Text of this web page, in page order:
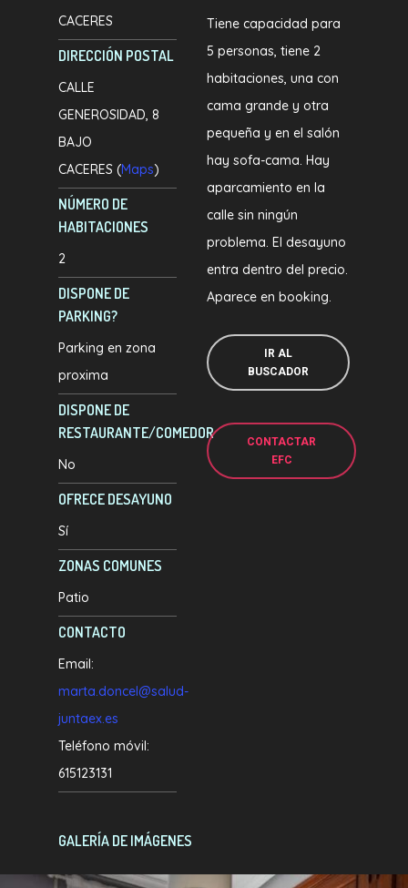
CACERES
DIRECCIÓN POSTAL
CALLE
GENEROSIDAD, 8
BAJO
CACERES (Maps)
NÚMERO DE
HABITACIONES
2
DISPONE DE
PARKING?
Parking en zona
proxima
DISPONE DE
RESTAURANTE/COMEDOR
No
OFRECE DESAYUNO
Sí
ZONAS COMUNES
Patio
CONTACTO
Email:
marta.doncel@salud-
juntaex.es
Teléfono móvil:
615123131
Tiene capacidad para
5 personas, tiene 2
habitaciones, una con
cama grande y otra
pequeña y en el salón
hay sofa-cama. Hay
aparcamiento en la
calle sin ningún
problema. El desayuno
entra dentro del precio.
Aparece en booking.
IR AL
BUSCADOR
CONTACTAR
EFC
GALERÍA DE IMÁGENES